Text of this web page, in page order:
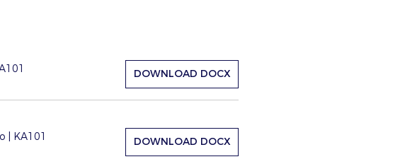
DOWNLOAD DOCX
| KA101 DOWNLOAD DOCX